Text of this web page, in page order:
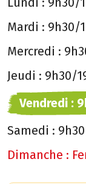
Mardi : 9h30/
Mercredi :
Jeudi : 9h30/
Vendredi :
Samedi :
Dimanche :